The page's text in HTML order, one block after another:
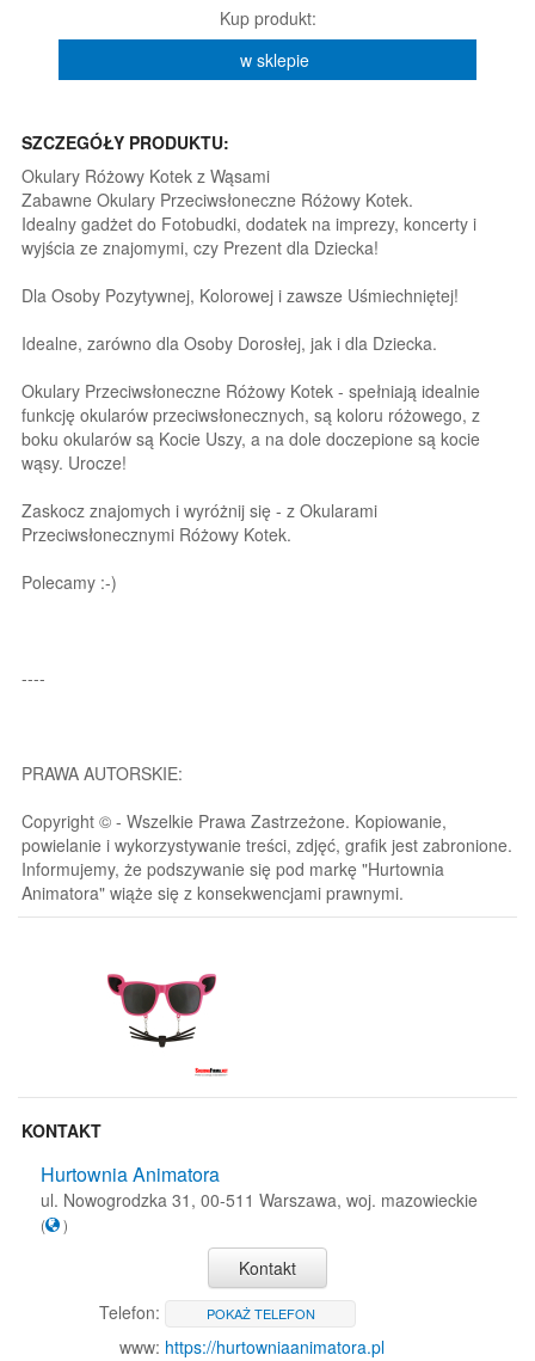
Kup produkt:
w sklepie
SZCZEGÓŁY PRODUKTU:
Okulary Różowy Kotek z Wąsami
Zabawne Okulary Przeciwsłoneczne Różowy Kotek.
Idealny gadżet do Fotobudki, dodatek na imprezy, koncerty i
wyjścia ze znajomymi, czy Prezent dla Dziecka!
Dla Osoby Pozytywnej, Kolorowej i zawsze Uśmiechniętej!
Idealne, zarówno dla Osoby Dorosłej, jak i dla Dziecka.
Okulary Przeciwsłoneczne Różowy Kotek - spełniają idealnie
funkcję okularów przeciwsłonecznych, są koloru różowego, z
boku okularów są Kocie Uszy, a na dole doczepione są kocie
wąsy. Urocze!
Zaskocz znajomych i wyróżnij się - z Okularami
Przeciwsłonecznymi Różowy Kotek.
Polecamy :-)
----
PRAWA AUTORSKIE:
Copyright © - Wszelkie Prawa Zastrzeżone. Kopiowanie,
powielanie i wykorzystywanie treści, zdjęć, grafik jest zabronione.
Informujemy, że podszywanie się pod markę "Hurtownia
Animatora" wiąże się z konsekwencjami prawnymi.
KONTAKT
Hurtownia Animatora
ul. Nowogrodzka 31, 00-511 Warszawa, woj. mazowieckie
( )
Kontakt
Telefon:
POKAŻ TELEFON
www: https://hurtowniaanimatora.pl